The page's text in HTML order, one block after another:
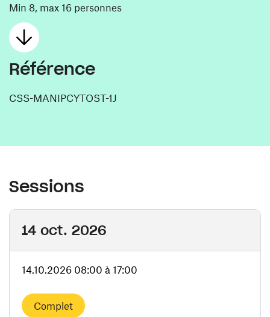
Min 8, max 16 personnes
Référence
CSS-MANIPCYTOST-1J
Sessions
14 oct. 2026
14.10.2026 08:00 à 17:00
Complet